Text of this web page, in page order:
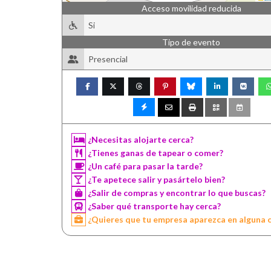
Acceso movilidad reducida
Si
Tipo de evento
Presencial
¿Necesitas alojarte cerca?
¿Tienes ganas de tapear o comer?
¿Un café para pasar la tarde?
¿Te apetece salir y pasártelo bien?
¿Salir de compras y encontrar lo que buscas?
¿Saber qué transporte hay cerca?
¿Quieres que tu empresa aparezca en alguna